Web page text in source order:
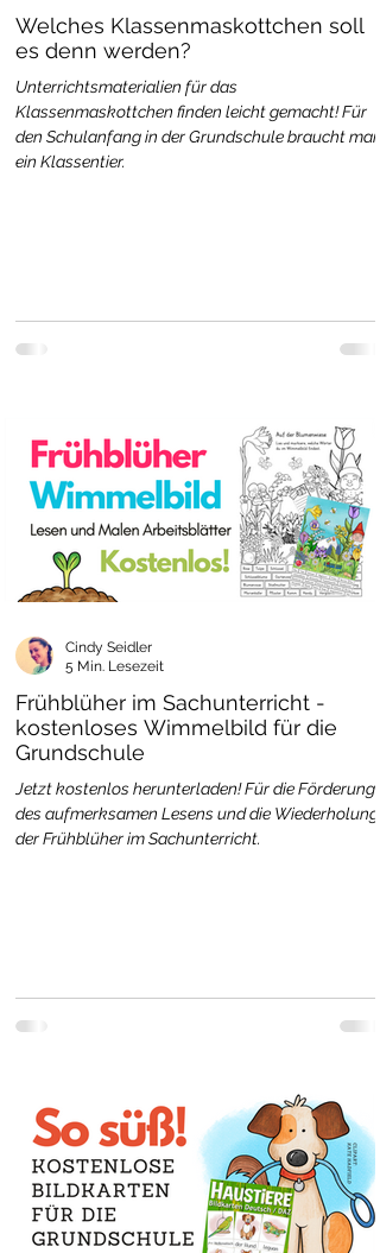
Welches Klassenmaskottchen soll
es denn werden?
Unterrichtsmaterialien für das
Klassenmaskottchen finden leicht gemacht! Für
den Schulanfang in der Grundschule braucht man
ein Klassentier.
Frühblüher im Sachunterricht -
kostenloses Wimmelbild für die
Grundschule
Jetzt kostenlos herunterladen! Für die Förderung
des aufmerksamen Lesens und die Wiederholung
der Frühblüher im Sachunterricht.
Cindy Seidler
5 Min. Lesezeit